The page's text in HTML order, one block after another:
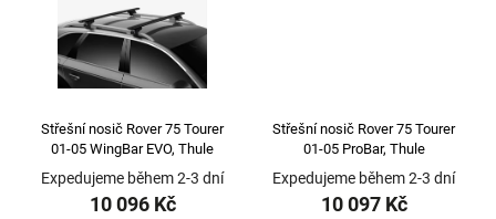
Střešní nosič Rover 75 Tourer
01-05 WingBar EVO, Thule
Expedujeme během 2-3 dní
10 096 Kč
Střešní nosič Rover 75 Tourer
01-05 ProBar, Thule
Expedujeme během 2-3 dní
10 097 Kč